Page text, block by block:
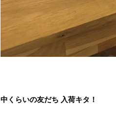
中くらいの友だち 入荷キタ！